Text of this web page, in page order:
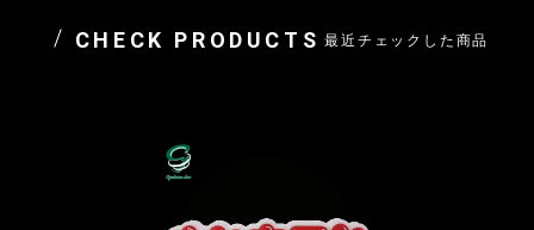
CHECK PRODUCTS 最近チェックした商品